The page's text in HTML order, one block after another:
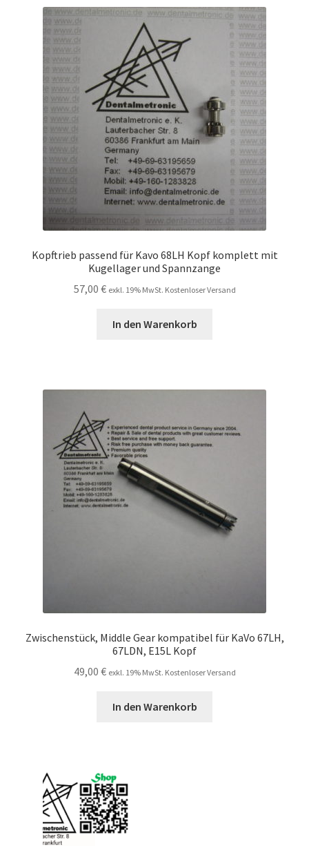
Kopftrieb passend für Kavo 68LH Kopf komplett mit
Kugellager und Spannzange
57,00 € exkl. 19% MwSt. Kostenloser Versand
In den Warenkorb
Zwischenstück, Middle Gear kompatibel für KaVo 67LH,
67LDN, E15L Kopf
49,00 € exkl. 19% MwSt. Kostenloser Versand
In den Warenkorb